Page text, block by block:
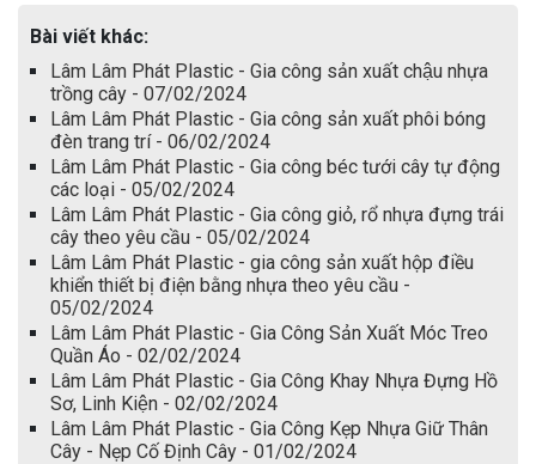
Bài viết khác:
Lâm Lâm Phát Plastic - Gia công sản xuất chậu nhựa
trồng cây - 07/02/2024
Lâm Lâm Phát Plastic - Gia công sản xuất phôi bóng
đèn trang trí - 06/02/2024
Lâm Lâm Phát Plastic - Gia công béc tưới cây tự động
các loại - 05/02/2024
Lâm Lâm Phát Plastic - Gia công giỏ, rổ nhựa đựng trái
cây theo yêu cầu - 05/02/2024
Lâm Lâm Phát Plastic - gia công sản xuất hộp điều
khiển thiết bị điện bằng nhựa theo yêu cầu -
05/02/2024
Lâm Lâm Phát Plastic - Gia Công Sản Xuất Móc Treo
Quần Áo - 02/02/2024
Lâm Lâm Phát Plastic - Gia Công Khay Nhựa Đựng Hồ
Sơ, Linh Kiện - 02/02/2024
Lâm Lâm Phát Plastic - Gia Công Kẹp Nhựa Giữ Thân
Cây - Nẹp Cố Định Cây - 01/02/2024